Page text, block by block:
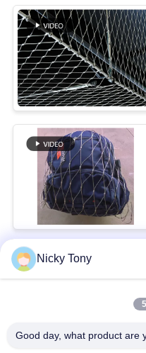
लोकप्रिय श्रेणियां
Nicky Tony
Good day, what product are